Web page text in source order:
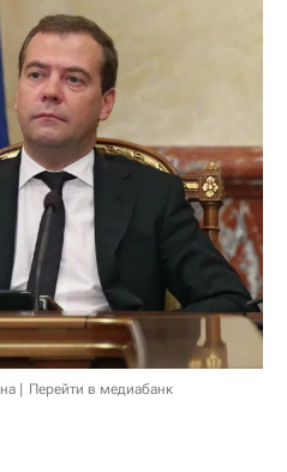
Перейти в медиабанк